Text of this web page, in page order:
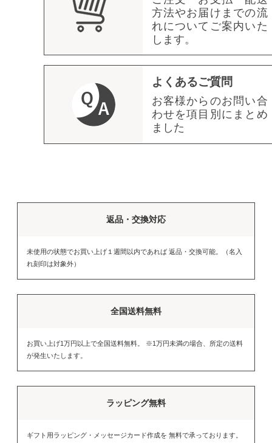
方法やお届けまでの流
れについてご案内いた
します。
よくあるご質問
お客様からのお問い合
わせを項目別にまとめ
ました
返品・交換対応
未使用の状態でお買い上げ１週間以内であれば 返品・交換可能。（名入
れ刻印は対象外）
全国送料無料
お買い上げ1万円以上で全国送料無料。 ※1万円未満の場合、所定の送料
が発生いたします。
ラッピング無料
ギフト用ラッピング・メッセージカード作成を 無料で承っております。